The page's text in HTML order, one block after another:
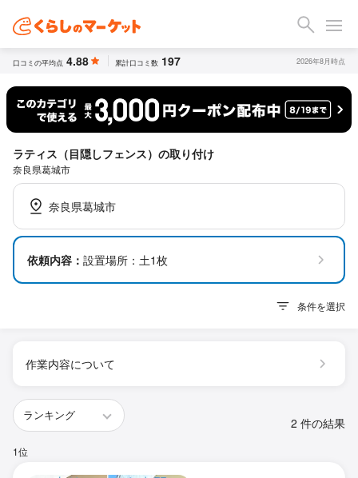
口コミの平均点 4.88 累計口コミ数 197 2026年8月時点
ラティス（目隠しフェンス）の取り付け
奈良県葛城市
奈良県葛城市
依頼内容： 設置場所：土1枚
条件を選択
作業内容について
2 件の結果
1位